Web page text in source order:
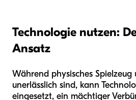
Technologie nutzen:
Ansatz
Während physisches Spielzeug
unerlässlich sind, kann
eingesetzt, ein mächtiger